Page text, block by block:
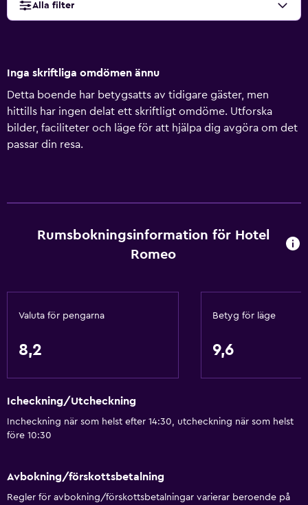
Alla filter
Inga skriftliga omdömen ännu
Detta boende har betygsatts av tidigare gäster, men
hittills har ingen delat ett skriftligt omdöme. Utforska
bilder, faciliteter och läge för att hjälpa dig avgöra om det
passar din resa.
Rumsbokningsinformation för Hotel
Romeo
Valuta för pengarna
8,2
Betyg för läge
9,6
Icheckning/Utcheckning
Incheckning när som helst efter 14:30, utcheckning när som helst
före 10:30
Avbokning/förskottsbetalning
Regler för avbokning/förskottsbetalningar varierar beroende på